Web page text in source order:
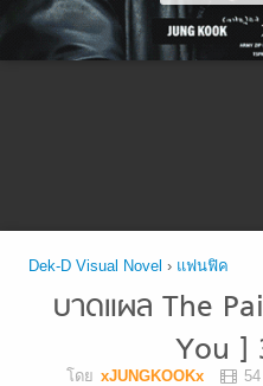
Dek-D Visual Novel › แฟนฟิค
บาดแผล The
You ]
โดย xJUNGKOOKx